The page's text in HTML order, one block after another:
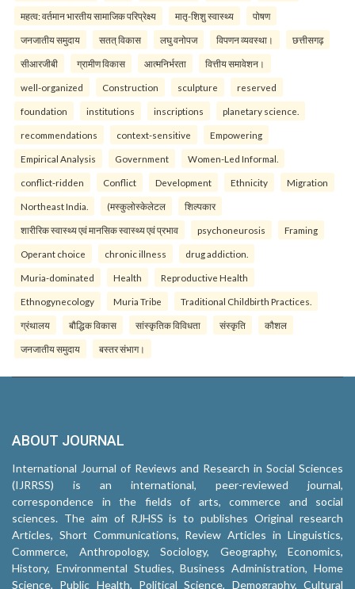
महत्व: वर्तमान भारतीय सामाजिक परिप्रेक्ष्य मातृ-शिशु स्वास्थ्य पोषण
जनजातीय समुदाय सतत् विकास लघु वनोपज विपणन व्यवस्था। छत्तीसगढ़
सीआरजीबी ग्रामीण विकास आत्मनिर्भरता वित्तीय समावेशन।
well-organized Construction sculpture reserved
foundation institutions inscriptions planetary science.
recommendations context-sensitive Empowering
Empirical Analysis Government Women-Led Informal.
conflict-ridden Conflict Development Ethnicity Migration
Northeast India. (मस्कुलोस्केलेटल शिल्पकार
शारीरिक स्वास्थ्य एवं मानसिक स्वास्थ्य एवं प्रभाव psychoneurosis Framing
Operant choice chronic illness drug addiction.
Muria-dominated Health Reproductive Health
Ethnogynecology Muria Tribe Traditional Childbirth Practices.
ग्रंथालय बौद्धिक विकास सांस्कृतिक विविधता संस्कृति कौशल
जनजातीय समुदाय बस्तर संभाग।
ABOUT JOURNAL
International Journal of Reviews and Research in Social Sciences
(IJRRSS) is an international, peer-reviewed journal,
correspondence in the fields of arts, commerce and social
sciences. The aim of RJHSS is to publishes Original research
Articles, Short Communications, Review Articles in Linguistics,
Commerce, Anthropology, Sociology, Geography, Economics,
History, Environmental Studies, Business Administration, Home
Science, Public Health, Political Science, Demography, Cultural